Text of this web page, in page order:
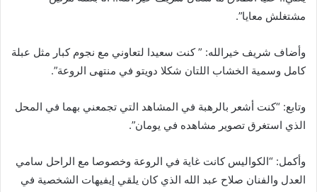
مشتغلش معايا”.
وأضاف شريف خيرالله: ” كنت سعيدا لتعاوني مع نجوم كبار مثل عبلة
كامل وسمية الخشاب اللتان شكلا دويتو في منتهى الروعة”.
وتابع: “كنت أشعر بالرهبة في المشاهد التي تجمعني بهما في المحل
الذي استغرق تصوير مشاهده في يومان”.
وأكمل: “الكواليس كانت غاية في الروعة وخصوصا مع الراحل سامي
العدل والفنان صلاح عبد الله الذي كان يلقي إيفيهات الشخصية في